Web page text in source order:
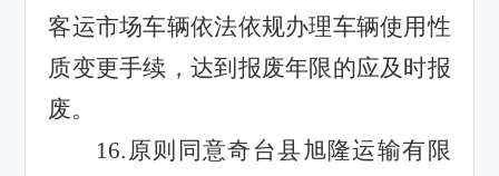
客运市场车辆依法依规办理车辆使用性
质变更手续，达到报废年限的应及时报
废。
16. 原则同意奇台县旭隆运输有限